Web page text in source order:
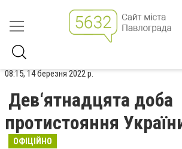
08:15, 14 березня 2022 р.
Дев‘ятнадцята доба
протистояння
ОФІЦІЙНО